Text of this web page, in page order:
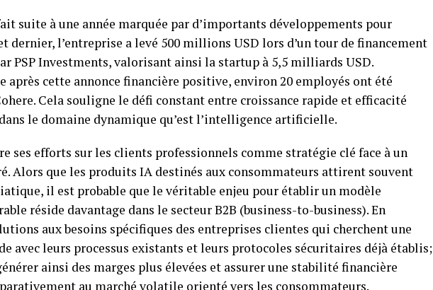
suite à une année marquée par d’importants développements pour
dernier, l’entreprise a levé 500 millions USD lors d’un tour de financement
PSP Investments, valorisant ainsi la startup à 5,5 milliards USD.
après cette annonce financière positive, environ 20 employés ont été
Cela souligne le défi constant entre croissance rapide et efficacité
le domaine dynamique qu’est l’intelligence artificielle.
ses efforts sur les clients professionnels comme stratégie clé face à un
Alors que les produits IA destinés aux consommateurs attirent souvent
il est probable que le véritable enjeu pour établir un modèle
réside davantage dans le secteur B2B (business-to-business). En
aux besoins spécifiques des entreprises clientes qui cherchent une
avec leurs processus existants et leurs protocoles sécuritaires déjà établis;
ainsi des marges plus élevées et assurer une stabilité financière
au marché volatile orienté vers les consommateurs.